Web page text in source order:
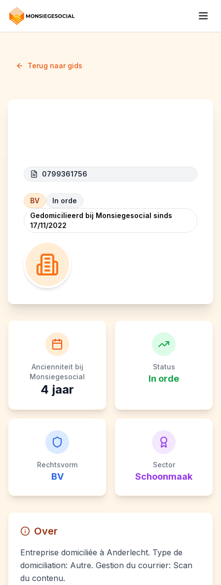
Terug naar gids
0799361756
BV
In orde
Gedomicilieerd bij Monsiegesocial sinds
17/11/2022
Ancienniteit bij
Monsiegesocial
4 jaar
Status
In orde
Rechtsvorm
BV
Sector
Schoonmaak
Over
Entreprise domiciliée à Anderlecht. Type de
domiciliation: Autre. Gestion du courrier: Scan
du contenu.